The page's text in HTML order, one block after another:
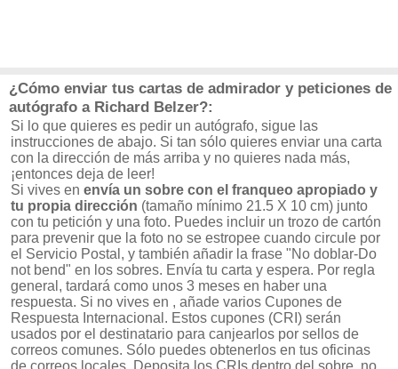
¿Cómo enviar tus cartas de admirador y peticiones de
autógrafo a Richard Belzer?:
Si lo que quieres es pedir un autógrafo, sigue las
instrucciones de abajo. Si tan sólo quieres enviar una carta
con la dirección de más arriba y no quieres nada más,
¡entonces deja de leer!
Si vives en envía un sobre con el franqueo apropiado y
tu propia dirección (tamaño mínimo 21.5 X 10 cm) junto
con tu petición y una foto. Puedes incluir un trozo de cartón
para prevenir que la foto no se estropee cuando circule por
el Servicio Postal, y también añadir la frase "No doblar-Do
not bend" en los sobres. Envía tu carta y espera. Por regla
general, tardará como unos 3 meses en haber una
respuesta. Si no vives en , añade varios Cupones de
Respuesta Internacional. Estos cupones (CRI) serán
usados por el destinatario para canjearlos por sellos de
correos comunes. Sólo puedes obtenerlos en tus oficinas
de correos locales. Deposita los CRIs dentro del sobre, no